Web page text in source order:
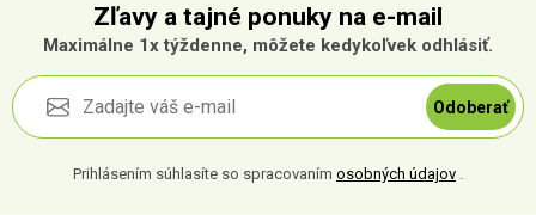
Zľavy a tajné ponuky na e-mail
Maximálne 1x týždenne, môžete kedykoľvek odhlásiť.
Odoberať
Prihlásením súhlasíte so spracovaním osobných údajov .